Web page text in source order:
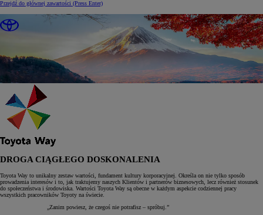
Przejdź do głównej zawartości (Press Enter)
DROGA CIĄGŁEGO DOSKONALENIA
Toyota Way to unikalny zestaw wartości, fundament kultury korporacyjnej. Określa on nie tylko sposób
prowadzenia interesów i to, jak traktujemy naszych Klientów i partnerów biznesowych, lecz również stosunek
do społeczeństwa i środowiska. Wartości Toyota Way są obecne w każdym aspekcie codziennej pracy
wszystkich pracowników Toyoty na świecie.
„Zanim powiesz, że czegoś nie potrafisz – spróbuj.”